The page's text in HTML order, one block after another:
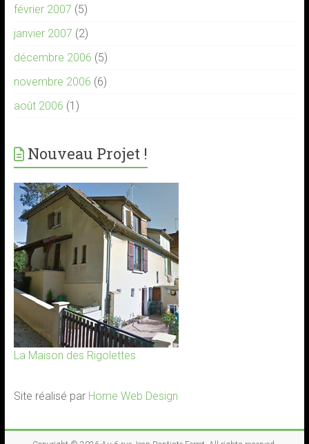
février 2007 (5)
janvier 2007 (2)
décembre 2006 (5)
novembre 2006 (6)
août 2006 (1)
Nouveau Projet !
La Maison des Rigolettes
Site réalisé par Home Web Design